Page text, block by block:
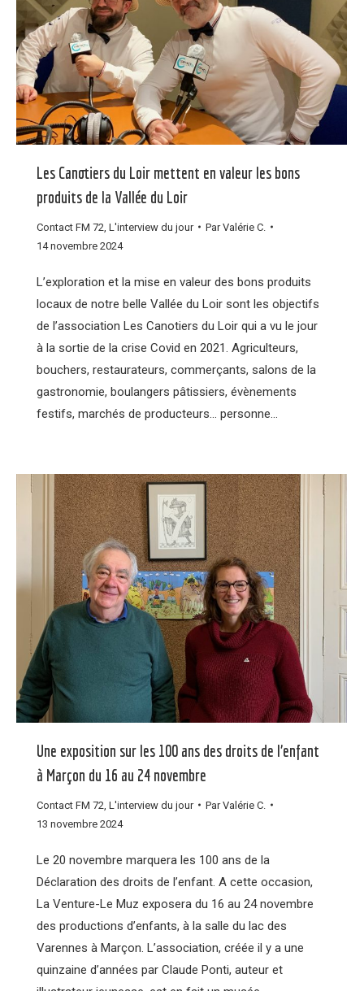
Les Canotiers du Loir mettent en valeur les bons
produits de la Vallée du Loir
Contact FM 72 L'interview du jour ParValérie C.
14 novembre 2024
L’exploration et la mise en valeur des bons produits
locaux de notre belle Vallée du Loir sont les objectifs
de l’association Les Canotiers du Loir qui a vu le jour
à la sortie de la crise Covid en 2021. Agriculteurs,
bouchers, restaurateurs, commerçants, salons de la
gastronomie, boulangers pâtissiers, évènements
festifs, marchés de producteurs… personne…
Une exposition sur les 100 ans des droits de l’enfant
à Marçon du 16 au 24 novembre
Contact FM 72 L'interview du jour ParValérie C.
13 novembre 2024
Le 20 novembre marquera les 100 ans de la
Déclaration des droits de l’enfant. A cette occasion,
La Venture-Le Muz exposera du 16 au 24 novembre
des productions d’enfants, à la salle du lac des
Varennes à Marçon. L’association, créée il y a une
quinzaine d’années par Claude Ponti, auteur et